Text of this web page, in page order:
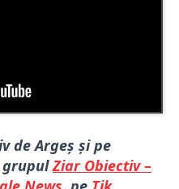
de Argeș și pe
grupulZiar Obiectiv –